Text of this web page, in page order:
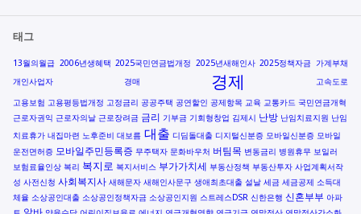
태그
13월의월급 2006년생혜택 2025국민연금법개정 2025년새해인사 2025정책자금 가계부채
개인사업자
경매 경제
고속도로
고용보험 고용평등법개정 고정금리 공공주택 공연할인 공제항목 교육 교통카드 국민연금개혁
근로자권익 근로자의날 근로장려금 금리 기부금 기회형창업 김제시 난방 난임치료지원 난임
치료휴가 내집마련 노후준비 대보름 대출 디딤돌대출 디지털신분증 모바일신분증 모바일
운전면허증 모바일주민등록증 무주택자 문화바우처 버팀목 변동금리 병원휴무 보일러
보험료율인상 복리 복지로 복지서비스 부가가치세 부동산정책 부동산투자 사업계획서작
성 사전신청 사회복지사 새해문자 새해인사문구 생애최초대출 설날 세금 세금공제 소득대
체율 소상공인대출 소상공인정책자금 소상공인지원 스트레스DSR 신한은행 신혼부부 아파